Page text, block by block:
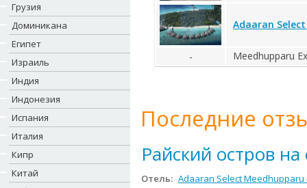
Грузия
Доминикана
Египет
Израиль
Индия
Индонезия
Испания
Италия
Кипр
Китай
Adaaran
- Meedhupparu
Последние
Райский остров
Отель: Adaaran Select Meedhupparu